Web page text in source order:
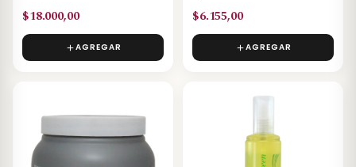
Neutralizante X 400ml
$18.000,00
AGREGAR
$6.155,00
AGREGAR